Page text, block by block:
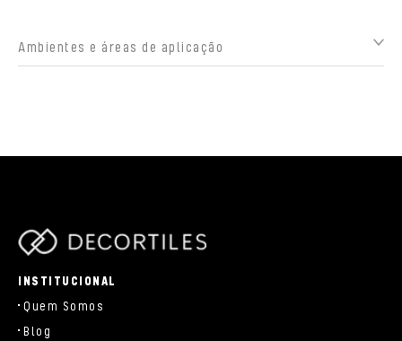
Ambientes e áreas de aplicação
INSTITUCIONAL
Quem Somos
Blog